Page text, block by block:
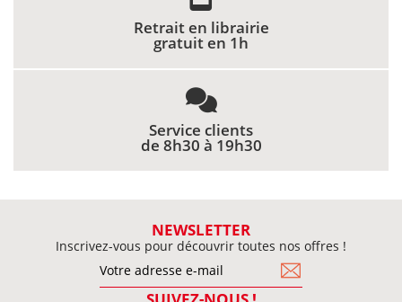
Retrait en librairie
gratuit en 1h
Service clients
de 8h30 à 19h30
NEWSLETTER
Inscrivez-vous pour découvrir toutes nos offres !